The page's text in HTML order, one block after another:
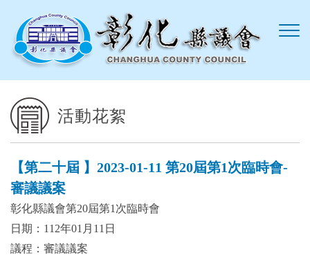
活動花絮
【第二十屆 】2023-01-11 第20屆第1次臨時會-
審議議案
彰化縣議會第20屆第1次臨時會
日期：112年01月11日
議程：審議議案